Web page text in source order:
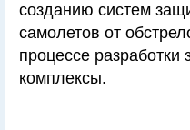
созданию систем
самолетов от
процессе
комплексы.